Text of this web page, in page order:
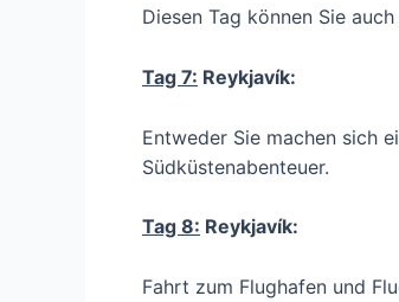
Diesen Tag können Sie
Tag 7: Reykjavík:
Entweder Sie machen sich
Südküstenabenteuer.
Tag 8: Reykjavík:
Fahrt zum Flughafen und